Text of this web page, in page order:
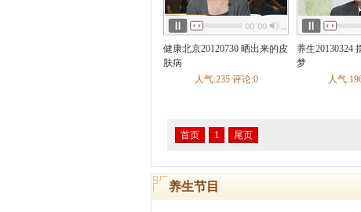
骨科
骨折 腰椎间盘突出 颈椎病
手外伤 骨质疏松
韧带损伤
踝部扭伤 成人先天
类风湿性关节炎
骨纤维结构不良
折
膝关节韧带损伤 趾骨骨折
健康北京20120730 晒出来的皮
肤病
人气:235 评论:0
养生20130324
梦
人气
首页 1 尾页
养生节目